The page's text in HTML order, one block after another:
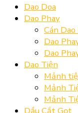
Dao Doa
Dao Phay
Cán
Dao
Dao
Dao Tiện
Mảnh
Mảnh
Mảnh
Dầu Cắt Gọt